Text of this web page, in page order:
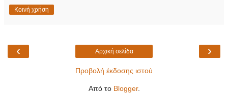
Κοινή χρήση
‹ ›
Αρχική σελίδα
Προβολή έκδοσης ιστού
Από το Blogger.